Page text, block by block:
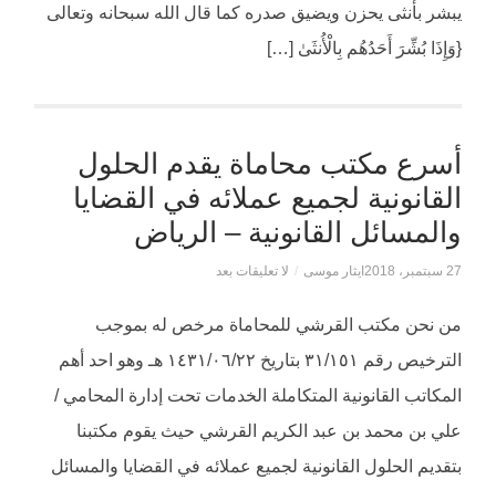
يبشر بأنثى يحزن ويضيق صدره كما قال الله سبحانه وتعالى
{وَإِذَا بُشِّرَ أَحَدُهُم بِالْأُنثَىٰ […]
أسرع مكتب محاماة يقدم الحلول
القانونية لجميع عملائه في القضايا
والمسائل القانونية – الرياض
27 سبتمبر، 2018 ايثار موسى / لا تعليقات بعد
من نحن مكتب القرشي للمحاماة مرخص له بموجب
الترخيص رقم ۳۱/١٥١ بتاريخ ۱٤۳۱/٠٦/٢٢ هـ وهو احد أهم
المكاتب القانونية المتكاملة الخدمات تحت إدارة المحامي /
علي بن محمد بن عبد الكريم القرشي حيث يقوم مكتبنا
بتقديم الحلول القانونية لجميع عملائه في القضايا والمسائل